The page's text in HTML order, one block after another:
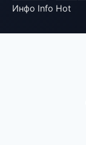
Инфо Info Hot